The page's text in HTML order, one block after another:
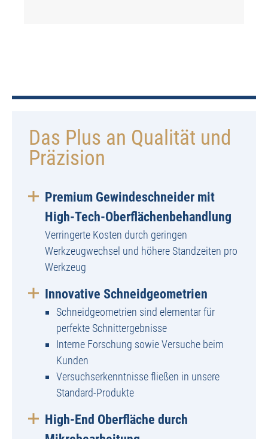
Das Plus an Qualität und
Präzision
Premium Gewindeschneider mit
High-Tech-Oberflächenbehandlung
Verringerte Kosten durch geringen
Werkzeugwechsel und höhere Standzeiten pro
Werkzeug
Innovative Schneidgeometrien
Schneidgeometrien sind elementar für
perfekte Schnittergebnisse
Interne Forschung sowie Versuche beim
Kunden
Versuchserkenntnisse fließen in unsere
Standard-Produkte
High-End Oberfläche durch